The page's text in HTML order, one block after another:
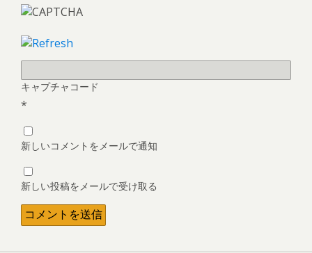
キャプチャコード
*
新しいコメントをメールで通知
新しい投稿をメールで受け取る